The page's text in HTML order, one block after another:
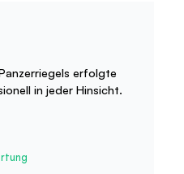
erfolgte
in jeder Hinsicht.